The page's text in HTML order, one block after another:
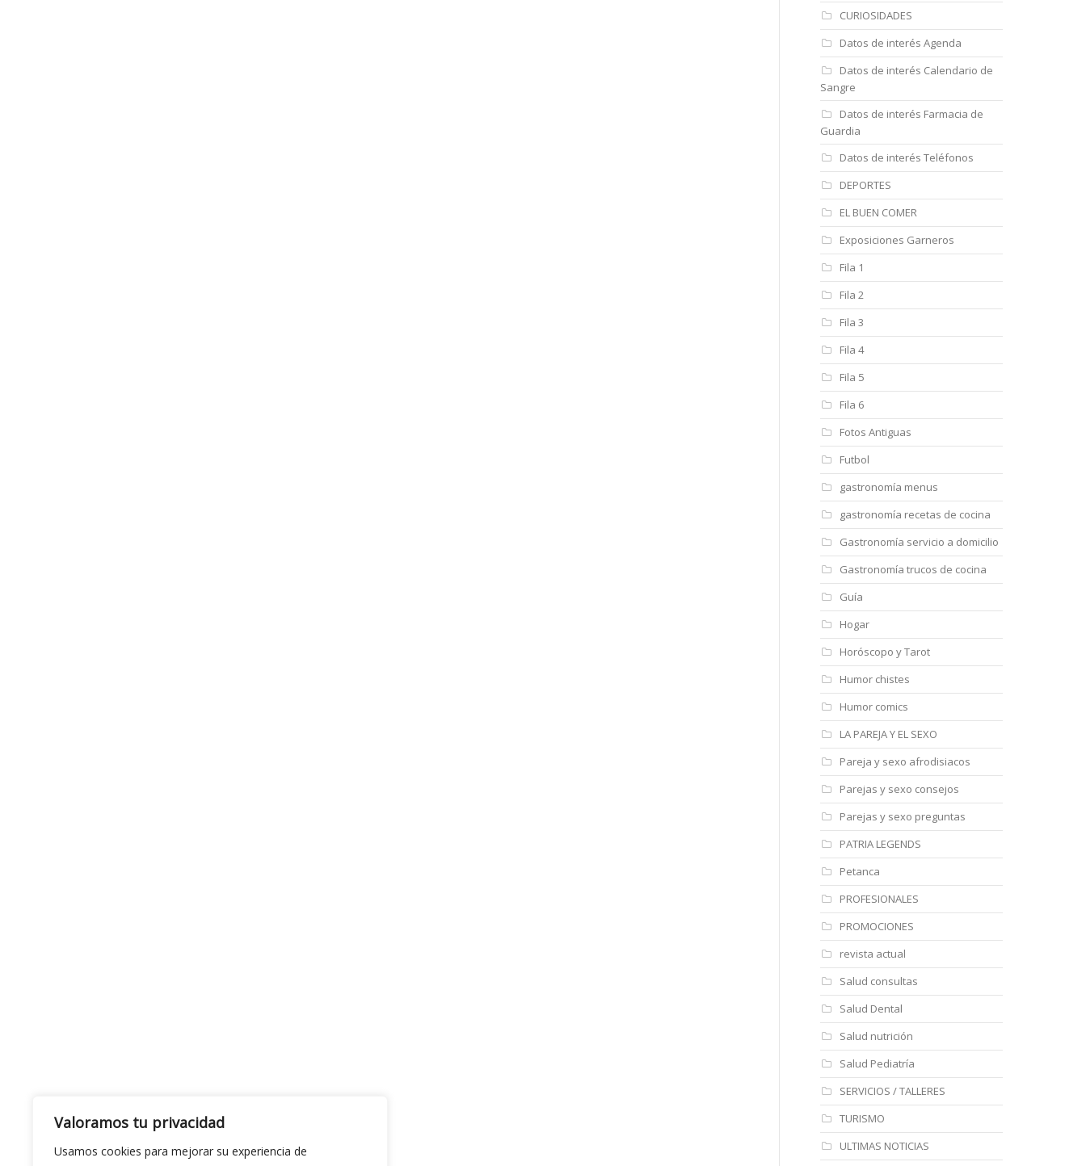
Valoramos tu privacidad
Usamos cookies para mejorar su experiencia de
CURIOSIDADES
Datos de interés Agenda
Datos de interés Calendario de
Sangre
Datos de interés Farmacia de
Guardia
Datos de interés Teléfonos
DEPORTES
EL BUEN COMER
Exposiciones Garneros
Fila 1
Fila 2
Fila 3
Fila 4
Fila 5
Fila 6
Fotos Antiguas
Futbol
gastronomía menus
gastronomía recetas de cocina
Gastronomía servicio a domicilio
Gastronomía trucos de cocina
Guía
Hogar
Horóscopo y Tarot
Humor chistes
Humor comics
LA PAREJA Y EL SEXO
Pareja y sexo afrodisiacos
Parejas y sexo consejos
Parejas y sexo preguntas
PATRIA LEGENDS
Petanca
PROFESIONALES
PROMOCIONES
revista actual
Salud consultas
Salud Dental
Salud nutrición
Salud Pediatría
SERVICIOS / TALLERES
TURISMO
ULTIMAS NOTICIAS